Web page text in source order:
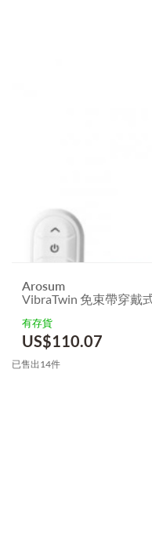
Arosum
VibraTwin 免束帶穿戴
有存貨
US$110.07
已售出14件